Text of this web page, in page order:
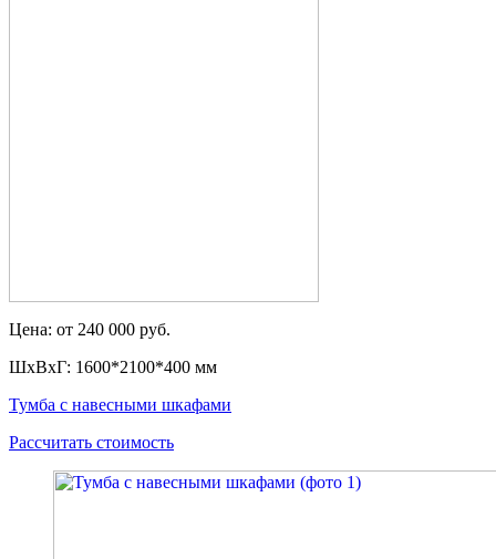
Цена: от 240 000 руб.
ШxВxГ: 1600*2100*400 мм
Тумба с навесными шкафами
Рассчитать стоимость